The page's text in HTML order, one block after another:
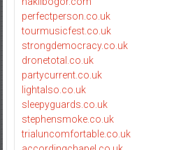
perfectperson.co.uk
tourmusicfest.co.uk
strongdemocracy.co.uk
dronetotal.co.uk
partycurrent.co.uk
lightalso.co.uk
sleepyguards.co.uk
stephensmoke.co.uk
trialuncomfortable.co.uk